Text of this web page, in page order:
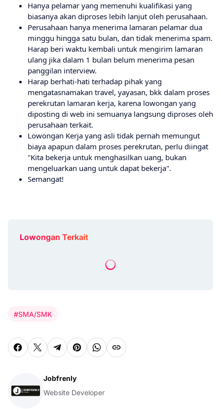
Hanya pelamar yang memenuhi kualifikasi yang
biasanya akan diproses lebih lanjut oleh perusahaan.
Perusahaan hanya menerima lamaran pelamar dua
minggu hingga satu bulan, dan tidak menerima spam.
Harap beri waktu kembali untuk mengirim lamaran
ulang jika dalam 1 bulan belum menerima pesan
panggilan interview.
Harap berhati-hati terhadap pihak yang
mengatasnamakan travel, yayasan, bkk dalam proses
perekrutan lamaran kerja, karena lowongan yang
diposting di web ini semuanya langsung diproses oleh
perusahaan terkait.
Lowongan Kerja yang asli tidak pernah memungut
biaya apapun dalam proses perekrutan, perlu diingat
"Kita bekerja untuk menghasilkan uang, bukan
mengeluarkan uang untuk dapat bekerja".
Semangat!
Lowongan Terkait
#SMA/SMK
Jobfrenly
Website Developer